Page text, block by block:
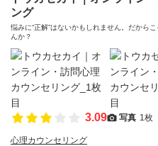
ング
悩みに“正解”はないかもしれません。だから
んか？
3.09 写真 1枚
心理カウンセリング